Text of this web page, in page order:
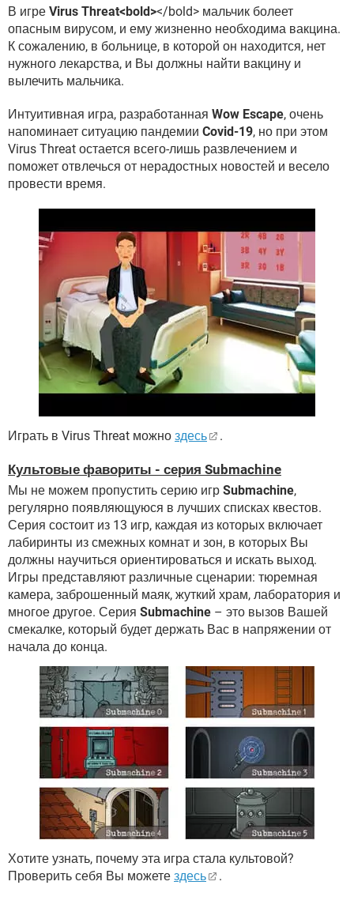
В игре Virus Threat<bold></bold> мальчик болеет
опасным вирусом, и ему жизненно необходима вакцина.
К сожалению, в больнице, в которой он находится, нет
нужного лекарства, и Вы должны найти вакцину и
вылечить мальчика.
Интуитивная игра, разработанная Wow Escape, очень
напоминает ситуацию пандемии Covid-19, но при этом
Virus Threat остается всего-лишь развлечением и
поможет отвлечься от нерадостных новостей и весело
провести время.
Играть в Virus Threat можно здесь .
Культовые фавориты - серия Submachine
Мы не можем пропустить серию игр Submachine,
регулярно появляющуюся в лучших списках квестов.
Серия состоит из 13 игр, каждая из которых включает
лабиринты из смежных комнат и зон, в которых Вы
должны научиться ориентироваться и искать выход.
Игры представляют различные сценарии: тюремная
камера, заброшенный маяк, жуткий храм, лаборатория и
многое другое. Серия Submachine – это вызов Вашей
смекалке, который будет держать Вас в напряжении от
начала до конца.
Хотите узнать, почему эта игра стала культовой?
Проверить себя Вы можете здесь .